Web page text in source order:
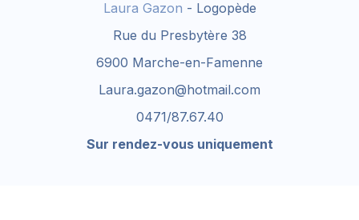
Laura Gazon - Logopède
Rue du Presbytère 38
6900 Marche-en-Famenne
Laura.gazon@hotmail.com
0471/87.67.40
Sur rendez-vous uniquement